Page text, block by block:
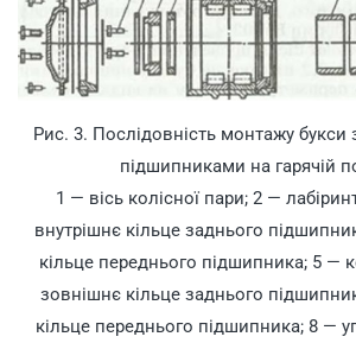
Рис. 3. Послідовність монтажу
підшипниками на гарячій
1 — вісь колісної пари; 2 —
внутрішнє кільце заднього
кільце переднього підшипника; 5 —
зовнішнє кільце заднього
кільце переднього підшипника; 8 —